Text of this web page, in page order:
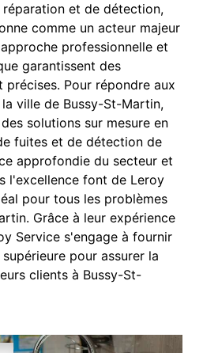
et de détection,
comme un acteur majeur
professionnelle et
garantissent des
Pour répondre aux
ville de Bussy-St-Martin,
solutions sur mesure en
fuites et de détection de
approfondie du secteur et
l'excellence font de Leroy
pour tous les problèmes
Grâce à leur expérience
Service s'engage à fournir
pour assurer la
clients à Bussy-St-